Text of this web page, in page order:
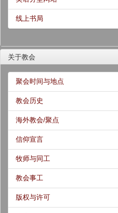
线上书局
关于教会
聚会时间与地点
教会历史
海外教会/聚点
信仰宣言
牧师与同工
教会事工
版权与许可